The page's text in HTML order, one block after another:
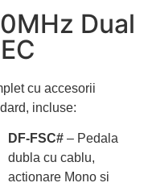
Dual
cu accesorii
incluse:
DF-FSC# – Pedala
dubla cu cablu,
actionare Mono si